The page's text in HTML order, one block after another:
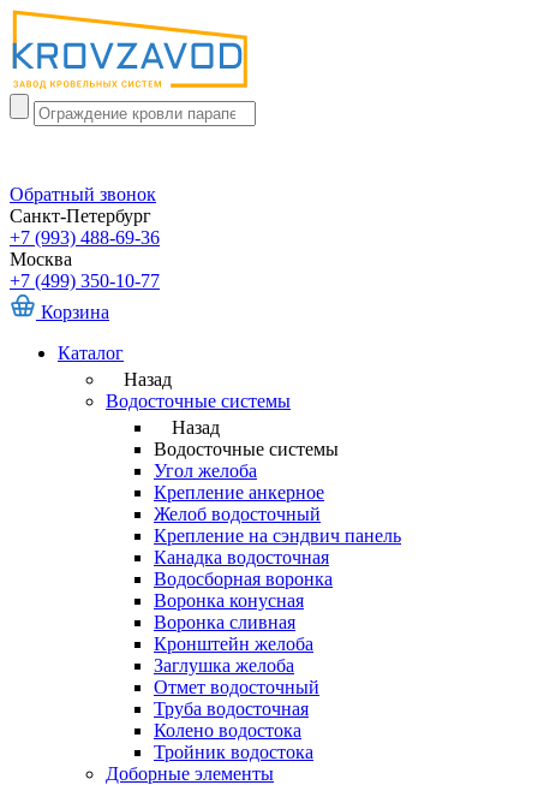
Обратный звонок
Санкт-Петербург
+7 (993) 488-69-36
Москва
+7 (499) 350-10-77
Корзина
Каталог
Назад
Водосточные системы
Назад
Водосточные системы
Угол желоба
Крепление анкерное
Желоб водосточный
Крепление на сэндвич панель
Канадка водосточная
Водосборная воронка
Воронка конусная
Воронка сливная
Кронштейн желоба
Заглушка желоба
Отмет водосточный
Труба водосточная
Колено водостока
Тройник водостока
Доборные элементы